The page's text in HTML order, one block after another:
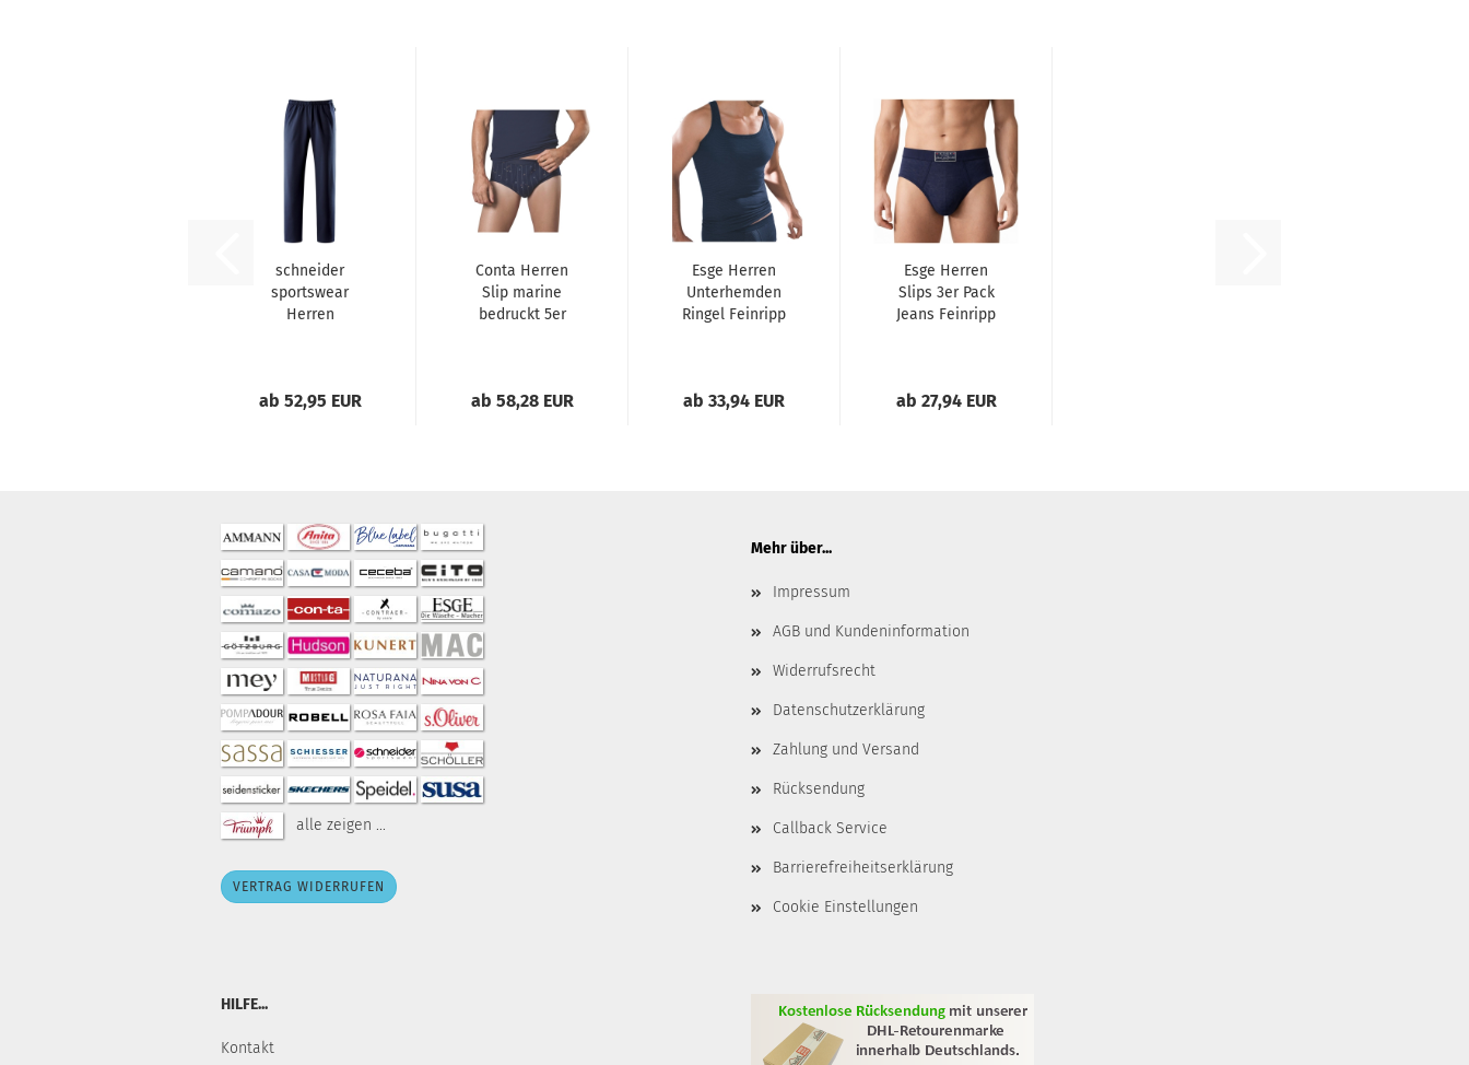
schneider
sportswear
Herren
ab 52,95 EUR
Conta Herren
Slip marine
bedruckt 5er
ab 58,28 EUR
Esge Herren
Unterhemden
Ringel Feinripp
ab 33,94 EUR
Esge Herren
Slips 3er Pack
Jeans Feinripp
ab 27,94 EUR
alle zeigen ...
VERTRAG WIDERRUFEN
Mehr über...
Impressum
AGB und Kundeninformation
Widerrufsrecht
Datenschutzerklärung
Zahlung und Versand
Rücksendung
Callback Service
Barrierefreiheitserklärung
Cookie Einstellungen
HILFE...
Kontakt